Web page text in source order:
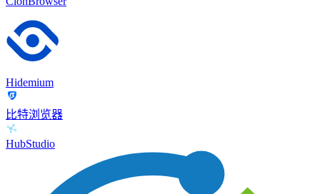
Hidemium
比特浏览器
HubStudio